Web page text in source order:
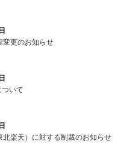
変更のお知らせ
いて
北楽天）に対する制裁のお知らせ